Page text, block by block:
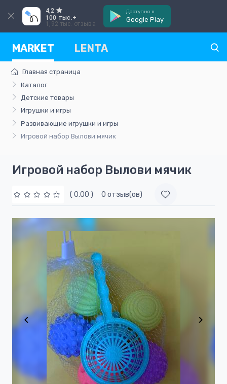
4,2
100 тыс.+
1,92 тыс. отзыва
Доступно в
Google Play
MARKET LENTA
Главная страница
Каталог
Детские товары
Игрушки и игры
Развивающие игрушки и игры
Игровой набор Вылови мячик
Игровой набор Вылови мячик
( 0.00 ) 0 отзыв(ов)